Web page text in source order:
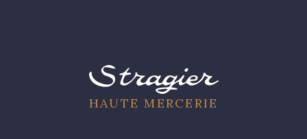
HAUTE MERCERIE